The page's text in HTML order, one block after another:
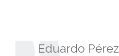
Eduardo Pérez